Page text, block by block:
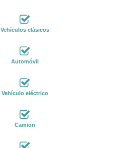
Vehículos clásicos
Automóvil
Vehículo eléctrico
Camion